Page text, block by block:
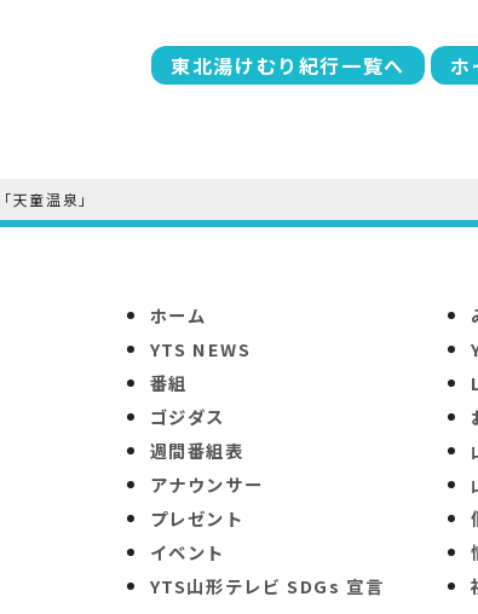
東北湯けむり紀行一覧へ ホ
天童温泉」
ホーム
YTS NEWS
番組
ゴジダス
週間番組表
アナウンサー
プレゼント
イベント
YTS山形テレビ SDGs 宣言